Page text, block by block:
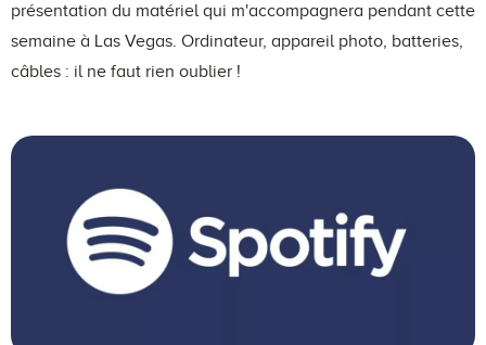
présentation du matériel qui m'accompagnera pendant cette
semaine à Las Vegas. Ordinateur, appareil photo, batteries,
câbles : il ne faut rien oublier !